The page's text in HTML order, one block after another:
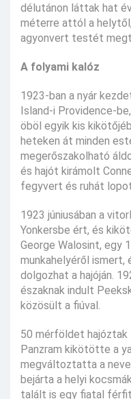
délutánon láttak hat
méterre attól a
agyonvert testét
A folyami kalóz
1923-ban a nyár
Island-i Providence-
öböl egyik kis
heteken át minden
megerőszakolható
és hajót kirámolt
fegyvert és ruhát
1923 júniusában a
Yonkersbe ért, és
George Walosint, egy
munkahelyéről ismert,
dolgozhat a hajóján.
északnak indult
közösült a fiúval.
50 mérföldet hajóztak
Panzram kikötötte a
megváltoztatta a
bejárta a helyi
talált is egy fiatal